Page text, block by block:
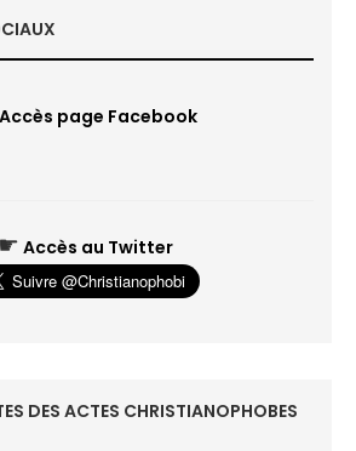
Accès page Facebook
☛ Accès au Twitter
DES ACTES CHRISTIANOPHOBES